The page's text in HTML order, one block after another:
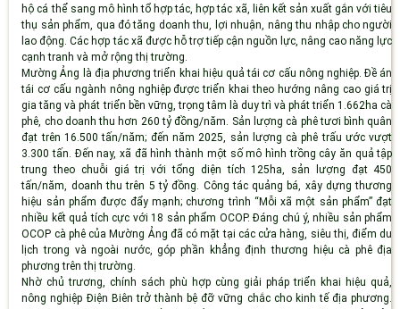
hộ cá thể sang mô hình tổ hợp tác, hợp tác xã, liên kết sản xuất gắn với tiêu
thụ sản phẩm, qua đó tăng doanh thu, lợi nhuận, nâng thu nhập cho người
lao động. Các hợp tác xã được hỗ trợ tiếp cận nguồn lực, nâng cao năng lực
cạnh tranh và mở rộng thị trường.
Mường Ảng là địa phương triển khai hiệu quả tái cơ cấu nông nghiệp. Đề án
tái cơ cấu ngành nông nghiệp được triển khai theo hướng nâng cao giá trị
gia tăng và phát triển bền vững, trọng tâm là duy trì và phát triển 1.662ha cà
phê, cho doanh thu hơn 260 tỷ đồng/năm. Sản lượng cà phê tươi bình quân
đạt trên 16.500 tấn/năm; đến năm 2025, sản lượng cà phê trấu ước vượt
3.300 tấn. Đến nay, xã đã hình thành một số mô hình trồng cây ăn quả tập
trung theo chuỗi giá trị với tổng diện tích 125ha, sản lượng đạt 450
tấn/năm, doanh thu trên 5 tỷ đồng. Công tác quảng bá, xây dựng thương
hiệu sản phẩm được đẩy mạnh; chương trình “Mỗi xã một sản phẩm” đạt
nhiều kết quả tích cực với 18 sản phẩm OCOP. Đáng chú ý, nhiều sản phẩm
OCOP cà phê của Mường Ảng đã có mặt tại các cửa hàng, siêu thị, điểm du
lịch trong và ngoài nước, góp phần khẳng định thương hiệu cà phê địa
phương trên thị trường.
Nhờ chủ trương, chính sách phù hợp cùng giải pháp triển khai hiệu quả,
nông nghiệp Điện Biên trở thành bệ đỡ vững chắc cho kinh tế địa phương.